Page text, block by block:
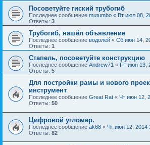
Посоветуйте гиский трубогиб
Последнее сообщение mutumbo « Вт июл 08,
Ответы: 3
Трубогиб, нашёл объявление
Последнее сообщение водолей « Сб июн 14,
Ответы: 1
Стапель, посоветуйте конструкцию
Последнее сообщение Andrew71 « Пт июн 13,
Ответы: 5
Для постройки рамы и нового
инструмент
Последнее сообщение Great Rat « Чт июн 12,
Ответы: 50
Цифровой угломер.
Последнее сообщение ak68 « Чт июн 12, 2014
Ответы: 82